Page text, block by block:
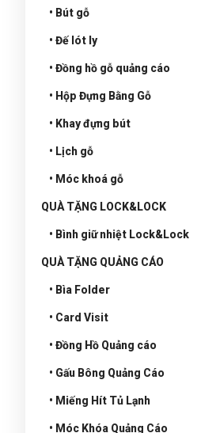
• Bút gỗ
• Đế lót ly
• Đồng hồ gỗ quảng cáo
• Hộp Đựng Bằng Gỗ
• Khay đựng bút
• Lịch gỗ
• Móc khoá gỗ
QUÀ TẶNG LOCK&LOCK
• Bình giữ nhiệt Lock&Lock
QUÀ TẶNG QUẢNG CÁO
• Bìa Folder
• Card Visit
• Đồng Hồ Quảng cáo
• Gấu Bông Quảng Cáo
• Miếng Hít Tủ Lạnh
• Móc Khóa Quảng Cáo